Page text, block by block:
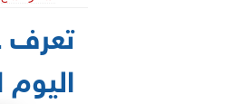
تعرف
اليوم